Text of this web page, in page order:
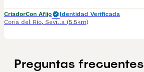
CriadorCon Afijo
Identidad Verificada
Coria del Río, Sevilla (5.5km)
Preguntas frecuentes